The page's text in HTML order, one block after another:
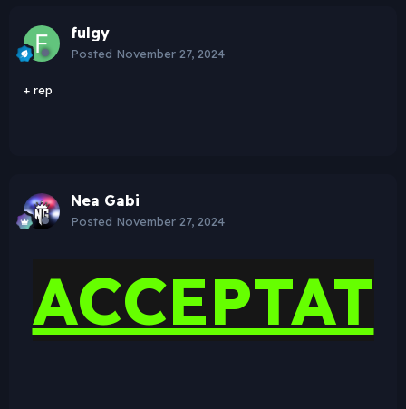
fulgy
Posted November 27, 2024
+ rep
Nea Gabi
Posted November 27, 2024
ACCEPTAT